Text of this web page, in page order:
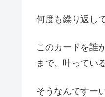
何度も繰り返し
このカードを誰
まで、叶ってい
そうなんですー